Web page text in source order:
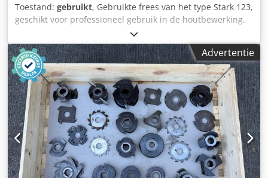
Toestand: gebruikt, Gebruikte frees van het type Stark 123,
geschikt voor professioneel gebruik in de houtbewerking.
Deze frees is geschikt voor de typische bewerkingen die
met dit type machine worden uitgevoerd en kan op
afspraak worden bekeken. Verdere technische gegevens
en de exacte staat worden op verzoek graag verstrekt.
Dcedpjzryn Nofx Aqusk
Advertentie